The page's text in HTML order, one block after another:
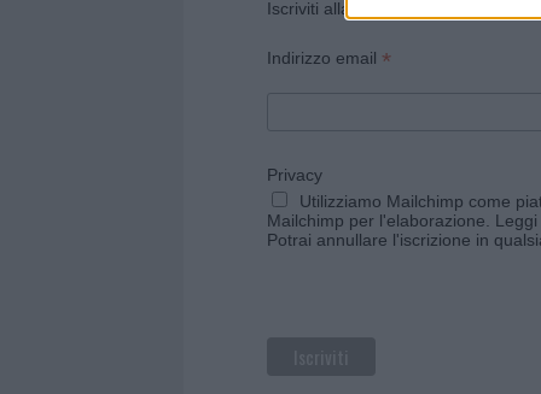
Iscriviti alla newsletter di Gallura
Indirizzo email *
Privacy
Utilizziamo Mailchimp come
Mailchimp per l'elaborazione.
Potrai annullare l'iscrizione in